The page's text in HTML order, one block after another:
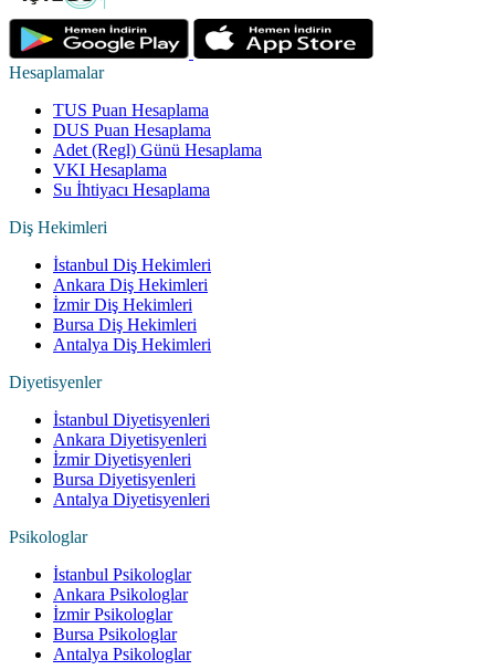
Hesaplamalar
TUS Puan Hesaplama
DUS Puan Hesaplama
Adet (Regl) Günü Hesaplama
VKI Hesaplama
Su İhtiyacı Hesaplama
Diş Hekimleri
İstanbul Diş Hekimleri
Ankara Diş Hekimleri
İzmir Diş Hekimleri
Bursa Diş Hekimleri
Antalya Diş Hekimleri
Diyetisyenler
İstanbul Diyetisyenleri
Ankara Diyetisyenleri
İzmir Diyetisyenleri
Bursa Diyetisyenleri
Antalya Diyetisyenleri
Psikologlar
İstanbul Psikologlar
Ankara Psikologlar
İzmir Psikologlar
Bursa Psikologlar
Antalya Psikologlar